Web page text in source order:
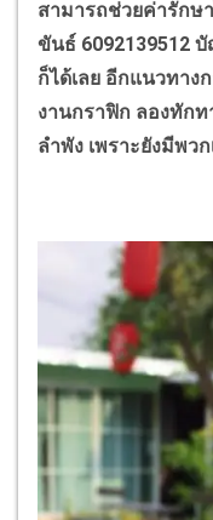
สามารถช่วยค่ารัก
ขันธ์ 6092139512
ก็ได้เลย อีกแนวทาง
งานกราฟิก ลองทักท
ลำพัง เพราะยังมีพว